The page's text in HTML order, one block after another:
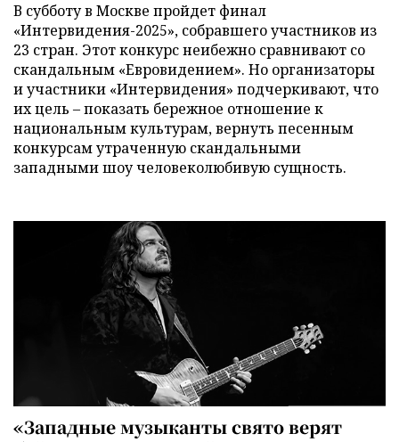
В субботу в Москве пройдет финал
«Интервидения-2025», собравшего участников из
23 стран. Этот конкурс неибежно сравнивают со
скандальным «Евровидением». Но организаторы
и участники «Интервидения» подчеркивают, что
их цель – показать бережное отношение к
национальным культурам, вернуть песенным
конкурсам утраченную скандальными
западными шоу человеколюбивую сущность.
«Западные музыканты свято верят